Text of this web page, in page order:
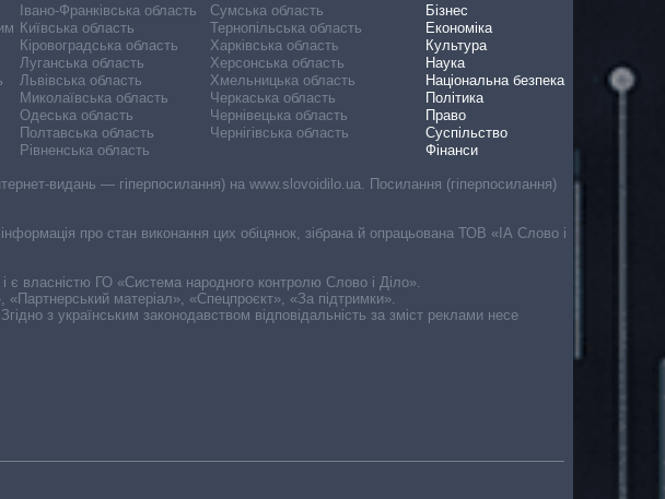
Івано-Франківська область
Київська область
Кіровоградська область
Луганська область
Львівська область
Миколаївська область
Одеська область
Полтавська область
Рівненська область
Сумська область
Тернопільська область
Харківська область
Херсонська область
Хмельницька область
Черкаська область
Чернівецька область
Чернігівська область
Бізнес
Економіка
Культура
Наука
Національна безпека
Політика
Право
Суспільство
Фінанси
видань — гіперпосилання) на www.slovoidilo.ua. Посилання (гіперпосилання)
про стан виконання цих обіцянок, зібрана й опрацьована ТОВ «ІА Слово і
є власністю ГО «Система народного контролю Слово і Діло».
матеріал», «Спецпроєкт», «За підтримки».
з українським законодавством відповідальність за зміст реклами несе